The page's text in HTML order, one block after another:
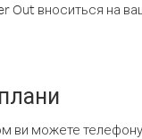
вноситься на
ви можете